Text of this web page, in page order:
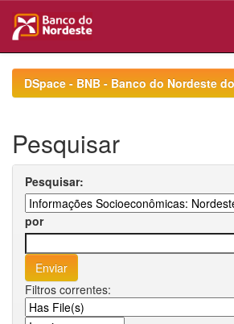
navigationDSpace - BNB - Banco do Nordeste
Pesquisar
Pesquisar:
por
Filtros correntes: